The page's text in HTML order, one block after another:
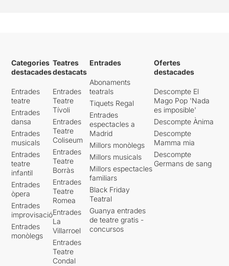
Categories
destacades
Entrades
teatre
Entrades
dansa
Entrades
musicals
Entrades
teatre
infantil
Entrades
òpera
Entrades
improvisació
Entrades
monòlegs
Teatres
destacats
Entrades
Teatre
Tívoli
Entrades
Teatre
Coliseum
Entrades
Teatre
Borràs
Entrades
Teatre
Romea
Entrades
La
Villarroel
Entrades
Teatre
Condal
Entrades
Abonaments
teatrals
Tiquets Regal
Entrades
espectacles a
Madrid
Millors monòlegs
Millors musicals
Millors espectacles
familiars
Black Friday
Teatral
Guanya entrades
de teatre gratis -
concursos
Ofertes
destacades
Descompte El
Mago Pop 'Nada
es imposible'
Descompte Ànima
Descompte
Mamma mia
Descompte
Germans de sang